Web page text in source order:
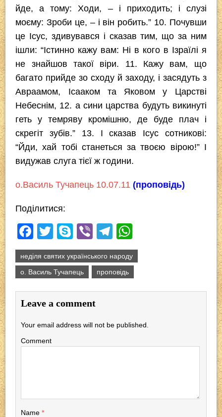
йде, а тому: Ходи, – і приходить; і слузі
моєму: Зроби це, – і він робить.” 10. Почувши
це Ісус, здивувався і сказав тим, що за ним
ішли: “Істинно кажу вам: Ні в кого в Ізраїлі я
не знайшов такої віри. 11. Кажу вам, що
багато прийде зо сходу й заходу, і засядуть з
Авраамом, Ісааком та Яковом у Царстві
Небеснім, 12. а сини царства будуть викинуті
геть у темряву кромішню, де буде плач і
скрегіт зубів.” 13. І сказав Ісус сотникові:
“Йди, хай тобі станеться за твоєю вірою!” І
видужав слуга тієї ж години.
о.Василь Тучапець 10.07.11 (проповідь)
Поділитися:
F
a
c
e
b
o
o
k
T
wi
tt
er
S
ky
p
e
Vi
b
er
T
el
e
gr
a
h
at
s
A
p
неділя святих українського народу
о. Василь Тучапець
проповідь
Leave a comment
Your email address will not be published.
Comment
Name*